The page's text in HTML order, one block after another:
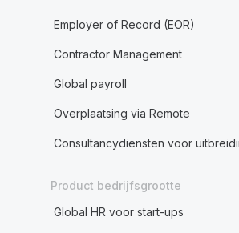
Employer of Record (EOR)
Contractor Management
Global payroll
Overplaatsing via Remote
Consultancydiensten voor
Product bedrijfsgrootte
Global HR voor start-ups